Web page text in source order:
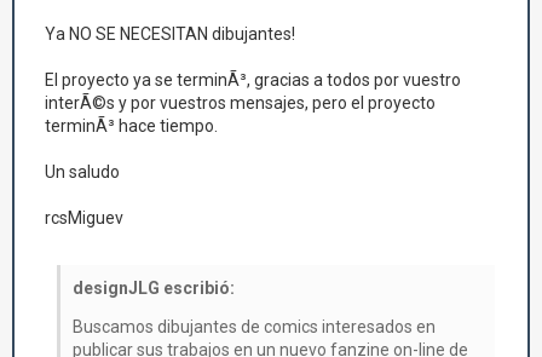
Ya NO SE NECESITAN dibujantes!
El proyecto ya se terminÃ³, gracias a todos por vuestro
interÃ©s y por vuestros mensajes, pero el proyecto
terminÃ³ hace tiempo.
Un saludo
rcsMiguev
designJLG escribió:
Buscamos dibujantes de comics interesados en
publicar sus trabajos en un nuevo fanzine on-line de